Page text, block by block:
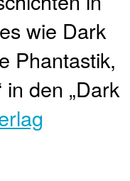
wie Dark
Phantastik,
in den „Dark